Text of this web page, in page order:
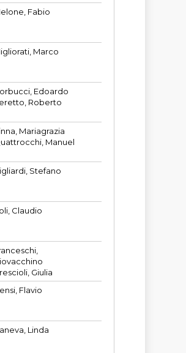
Fabio
Marco
Edoardo
Roberto
Mariagrazia
Manuel
Stefano
Claudio
Giulia
Flavio
Linda